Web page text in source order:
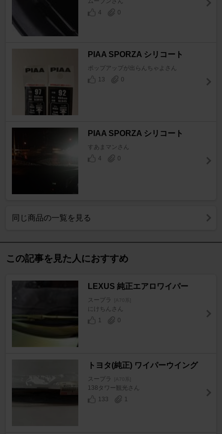
4
0
PIAA SPORZA シリコート
ポップアップが出らんちゃよさん
13
0
PIAA SPORZA シリコート
すあまマンさん
4
0
同じ商品の一覧を見る
この記事を見た人におすすめ
LEXUS 純正エアロワイパー
スープラ [A70系]
にけちんさん
1
0
トヨタ(純正) ワイパーウイング
スープラ [A70系]
138タワー観光さん
133
1